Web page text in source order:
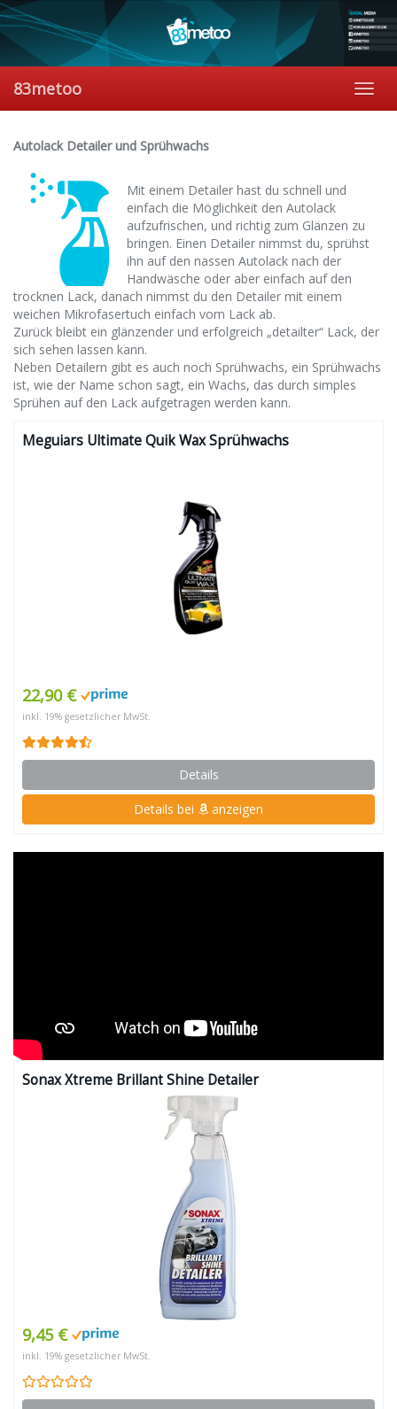
Skip
to
content
83metoo
Autolack Detailer und Sprühwachs
Mit einem Detailer hast du schnell und
einfach die Möglichkeit den Autolack
aufzufrischen, und richtig zum Glänzen zu
bringen. Einen Detailer nimmst du, sprühst
ihn auf den nassen Autolack nach der
Handwäsche oder aber einfach auf den
trocknen Lack, danach nimmst du den Detailer mit einem
weichen Mikrofasertuch einfach vom Lack ab.
Zurück bleibt ein glänzender und erfolgreich „detailter“ Lack, der
sich sehen lassen kann.
Neben Detailern gibt es auch noch Sprühwachs, ein Sprühwachs
ist, wie der Name schon sagt, ein Wachs, das durch simples
Sprühen auf den Lack aufgetragen werden kann.
Meguiars Ultimate Quik Wax Sprühwachs
22,90 €
inkl. 19% gesetzlicher MwSt.
Details
Details bei anzeigen
Sonax Xtreme Brillant Shine Detailer
9,45 €
inkl. 19% gesetzlicher MwSt.